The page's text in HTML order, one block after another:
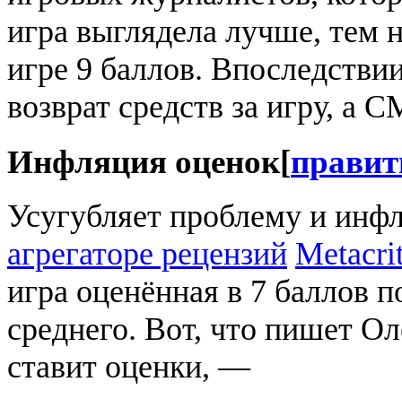
игра выглядела лучше, тем
игре 9 баллов.
возврат средств за игру, а
Инфляция оценок[
Усугубляет проблему и
агрегаторе рецензий
игра оценённая в 7 баллов
среднего. Вот, что пишет
ставит оценки, —